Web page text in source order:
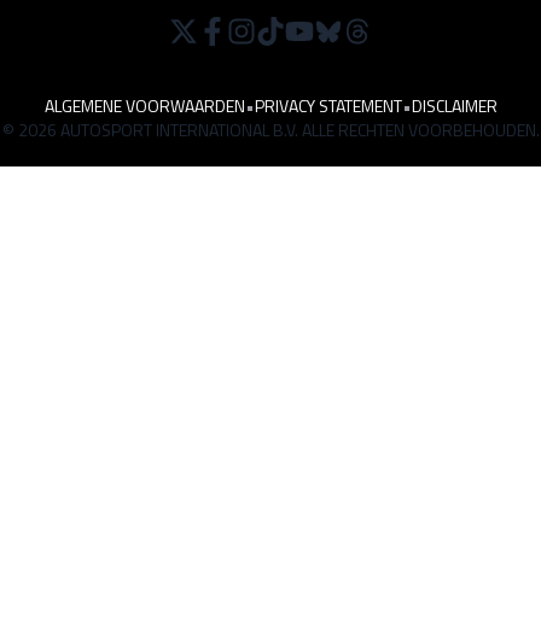
ALGEMENE VOORWAARDEN•PRIVACY STATEMENT•DISCLAIMER
© 2026 AUTOSPORT INTERNATIONAL B.V. ALLE RECHTEN VOORBEHOUDEN.